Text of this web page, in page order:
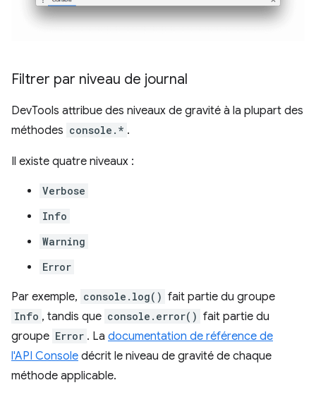
Filtrer par niveau de journal
DevTools attribue des niveaux de gravité à la plupart des
méthodes console.* .
Il existe quatre niveaux :
Verbose
Info
Warning
Error
Par exemple, console.log() fait partie du groupe
Info , tandis que console.error() fait partie du
groupe Error . La documentation de référence de
l'API Console décrit le niveau de gravité de chaque
méthode applicable.